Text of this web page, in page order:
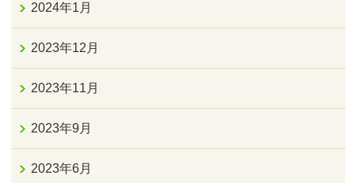
2024年1月
2023年12月
2023年11月
2023年9月
2023年6月